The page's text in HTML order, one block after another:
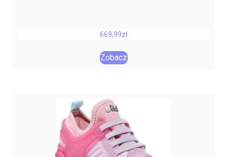
669,99zł
Zobacz